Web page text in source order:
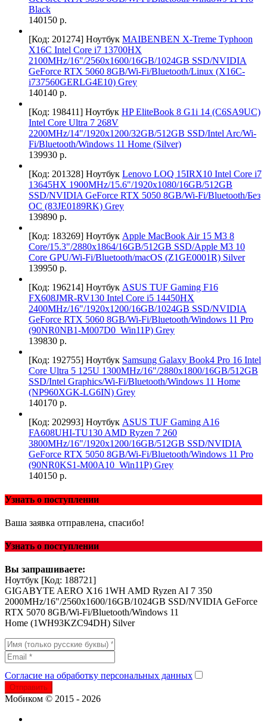
Black
140150 р.
[Код: 201274] Ноутбук MAIBENBEN X-Treme Typhoon
X16C Intel Core i7 13700HX
2100MHz/16"/2560x1600/16GB/1024GB SSD/NVIDIA
GeForce RTX 5060 8GB/Wi-Fi/Bluetooth/Linux (X16C-
i737560GERLG4E10) Grey
140140 р.
[Код: 198411] Ноутбук HP EliteBook 8 G1i 14 (C6SA9UC)
Intel Core Ultra 7 268V
2200MHz/14"/1920x1200/32GB/512GB SSD/Intel Arc/Wi-
Fi/Bluetooth/Windows 11 Home (Silver)
139930 р.
[Код: 201328] Ноутбук Lenovo LOQ 15IRX10 Intel Core i7
13645HX 1900MHz/15.6"/1920x1080/16GB/512GB
SSD/NVIDIA GeForce RTX 5050 8GB/Wi-Fi/Bluetooth/Без
ОС (83JE0189RK) Grey
139890 р.
[Код: 183269] Ноутбук Apple MacBook Air 15 M3 8
Core/15.3"/2880x1864/16GB/512GB SSD/Apple M3 10
Core GPU/Wi-Fi/Bluetooth/macOS (Z1GE0001R) Silver
139950 р.
[Код: 196214] Ноутбук ASUS TUF Gaming F16
FX608JMR-RV130 Intel Core i5 14450HX
2400MHz/16"/1920x1200/16GB/1024GB SSD/NVIDIA
GeForce RTX 5060 8GB/Wi-Fi/Bluetooth/Windows 11 Pro
(90NR0NB1-M007D0_Win11P) Grey
139830 р.
[Код: 192755] Ноутбук Samsung Galaxy Book4 Pro 16 Intel
Core Ultra 5 125U 1300MHz/16"/2880х1800/16GB/512GB
SSD/Intel Graphics/Wi-Fi/Bluetooth/Windows 11 Home
(NP960XGK-LG6IN) Grey
140170 р.
[Код: 202993] Ноутбук ASUS TUF Gaming A16
FA608UHI-TU130 AMD Ryzen 7 260
3800MHz/16"/1920x1200/16GB/512GB SSD/NVIDIA
GeForce RTX 5050 8GB/Wi-Fi/Bluetooth/Windows 11 Pro
(90NR0KS1-M00A10_Win11P) Grey
140150 р.
Узнать о поступлении
Ваша заявка отправлена, спасибо!
Узнать о поступлении
Вы запрашиваете:
Ноутбук [Код: 188721]
GIGABYTE AERO X16 1WH AMD Ryzen AI 7 350
2000MHz/16"/2560x1600/16GB/1024GB SSD/NVIDIA GeForce
RTX 5070 8GB/Wi-Fi/Bluetooth/Windows 11
Home (1WH93KZC94DH) Silver
Согласие на обработку персональных данных
Отправить
Мобиком © 2015 - 2026